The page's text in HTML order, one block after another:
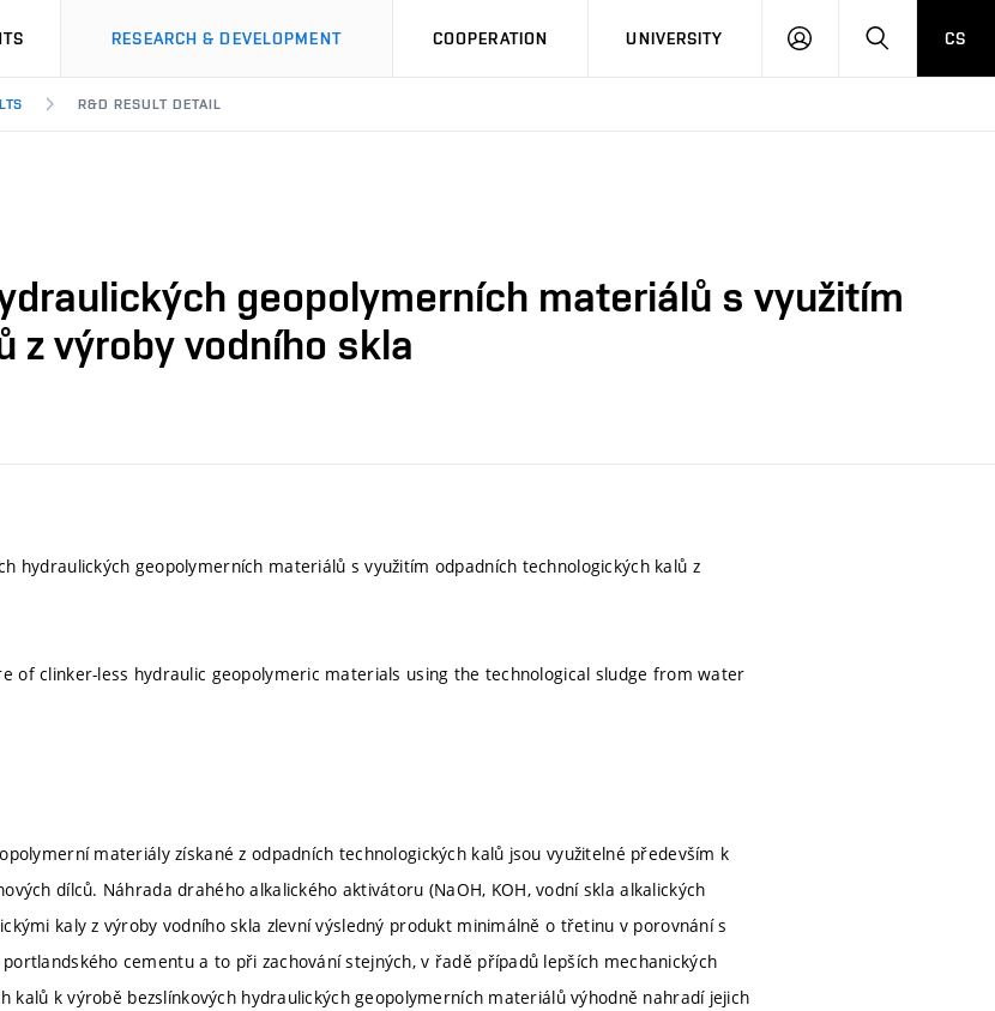
RESEARCH & DEVELOPMENT COOPERATION UNIVERSITY
LOG
SEARCHCS
R&D RESULT DETAIL
geopolymerních materiálů s využitím
z výroby vodního skla
hydraulických geopolymerních materiálů s využitím odpadních technologických kalů z
of clinker-less hydraulic geopolymeric materials using the technological sludge from water
materiály získané z odpadních technologických kalů jsou využitelné především k
dílců. Náhrada drahého alkalického aktivátoru (NaOH, KOH, vodní skla alkalických
kaly z výroby vodního skla zlevní výsledný produkt minimálně o třetinu v porovnání s
cementu a to při zachování stejných, v řadě případů lepších mechanických
kalů k výrobě bezslínkových hydraulických geopolymerních materiálů výhodně nahradí jejich